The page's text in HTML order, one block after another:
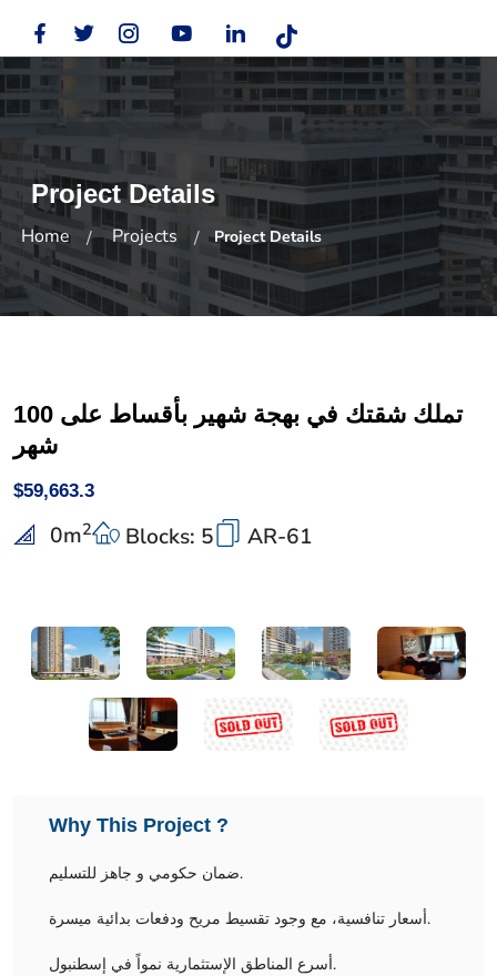
Project Details
Home Projects Project Details
تملك شقتك في بهجة شهير بأقساط على 100
شهر
$59,663.3
0m2 Blocks: 5 AR-61
Why This Project ?
ضمان حكومي و جاهز للتسليم.
أسعار تنافسية، مع وجود تقسيط مريح ودفعات بدائية ميسرة.
أسرع المناطق الإستثمارية نمواً في إسطنبول.